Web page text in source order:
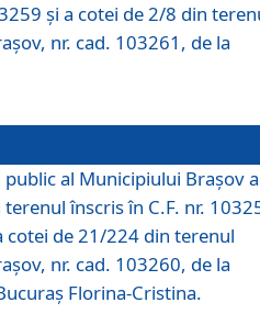
și a cotei de 2/8 din
nr. cad. 103261, de la
al Municipiului Braşov a
înscris în C.F. nr.
cotei de 21/224 din terenul
nr. cad. 103260, de la
Florina-Cristina.